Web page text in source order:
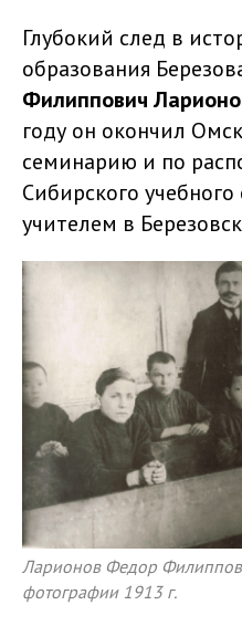
Глубокий след в
образования
Филиппович
году он окончил
семинарию и по
Сибирского
учителем в
Ларионов Федор
фотографии 1913 г.